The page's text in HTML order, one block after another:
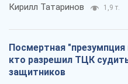
Кирилл Татаринов 1,9 т.
Посмертная "презумпция
кто разрешил ТЦК
защитников